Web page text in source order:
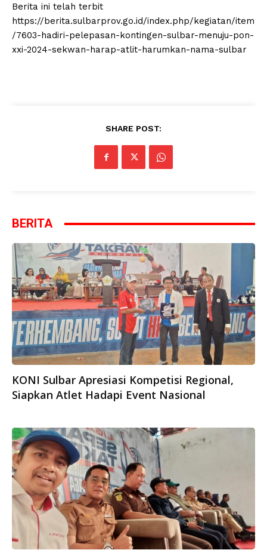
Berita ini telah terbit
https://berita.sulbarprov.go.id/index.php/kegiatan/item
/7603-hadiri-pelepasan-kontingen-sulbar-menuju-pon-
xxi-2024-sekwan-harap-atlit-harumkan-nama-sulbar
SHARE POST:
BERITA
KONI Sulbar Apresiasi Kompetisi Regional,
Siapkan Atlet Hadapi Event Nasional